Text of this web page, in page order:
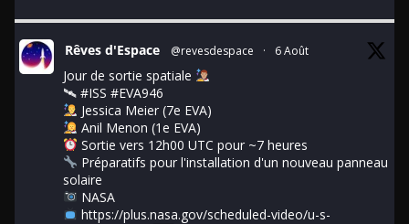
Rêves d'Espace @revesdespace · 6 Août
Jour de sortie spatiale
🛰 #ISS #EVA946
Jessica Meier (7e EVA)
Anil Menon (1e EVA)
Sortie vers 12h00 UTC pour ~7 heures
Préparatifs pour l'installation d'un nouveau panneau
solaire
NASA
https://plus.nasa.gov/scheduled-video/u-s-